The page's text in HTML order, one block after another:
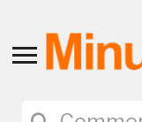
Toggle